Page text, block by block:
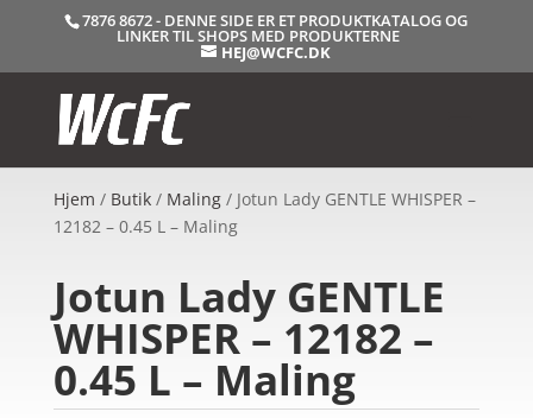
7876 8672 - DENNE SIDE ER ET PRODUKTKATALOG OG
LINKER TIL SHOPS MED PRODUKTERNE
HEJ@WCFC.DK
Hjem / Butik/ Maling/ Jotun Lady GENTLE WHISPER –
12182 – 0.45 L – Maling
Jotun Lady GENTLE
WHISPER – 12182 –
0.45 L – Maling